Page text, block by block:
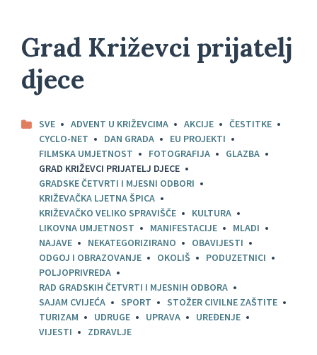
Grad Križevci prijatelj
djece
SVE ADVENT U KRIŽEVCIMA AKCIJE
ČESTITKE
CYCLO-NET
DAN GRADA
EU PROJEKTI
FILMSKA UMJETNOST
FOTOGRAFIJA
GLAZBA
GRAD KRIŽEVCI PRIJATELJ DJECE
GRADSKE ČETVRTI I MJESNI ODBORI
KRIŽEVAČKA LJETNA ŠPICA
KRIŽEVAČKO VELIKO SPRAVIŠČE
KULTURA
LIKOVNA UMJETNOST
MANIFESTACIJE
MLADI
NAJAVE
NEKATEGORIZIRANO
OBAVIJESTI
ODGOJ I OBRAZOVANJE
OKOLIŠ
PODUZETNICI
POLJOPRIVREDA
RAD GRADSKIH ČETVRTI I MJESNIH ODBORA
SAJAM CVIJEĆA
SPORT
STOŽER CIVILNE ZAŠTITE
TURIZAM
UDRUGE UPRAVA
UREĐENJE
VIJESTI
ZDRAVLJE